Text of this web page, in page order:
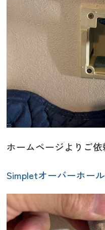
ホームページよりご
Simpletオーバーホール